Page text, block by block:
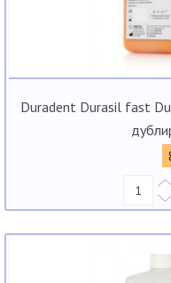
Duradent Durasil fast